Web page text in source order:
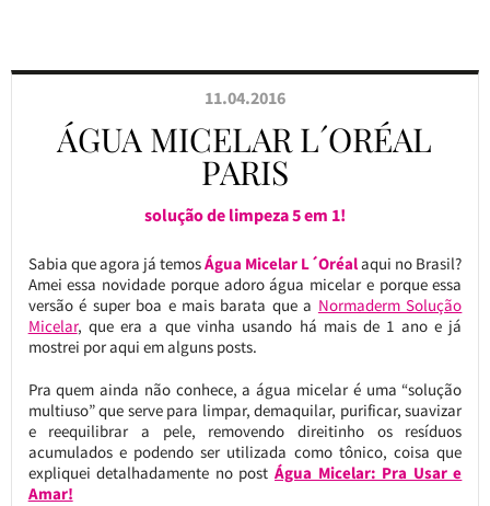
11.04.2016
ÁGUA MICELAR L´ORÉAL
PARIS
solução de limpeza 5 em 1!
Sabia que agora já temosÁgua Micelar L´Oréalaqui no Brasil?
Amei essa novidade porque adoro água micelar e porque essa
versão é super boa e mais barata que a Normaderm Solução
Micelar, que era a que vinha usando há mais de 1 ano e já
mostrei por aqui em alguns posts.
Pra quem ainda não conhece, a água micelar é uma “solução
multiuso” que serve para limpar, demaquilar, purificar, suavizar
e reequilibrar a pele, removendo direitinho os resíduos
acumulados e podendo ser utilizada como tônico, coisa que
expliquei detalhadamente no post Água Micelar: Pra Usar e
Amar!